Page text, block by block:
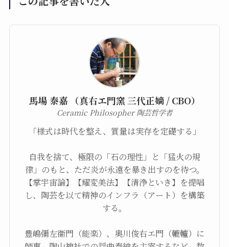
馬場 泰嘉 （真右エ門窯 三代正嫡 / CBO）
Ceramic Philosopher 陶芸哲学者
「様式は時代を整え、質量は実存を定礎する」
自我を捨て、極限の「石の理性」と「猛火の規
律」のもと、ただ炎が永遠を暴き出すのを待つ。
【掌宇宙論】【耀変美法】【清浄といき】を提唱
し、陶芸を以て精神のインフラ（アート）を構築
する。
豊嶋彌左衞門（能楽）、奥川俊右エ門（轆轤）に